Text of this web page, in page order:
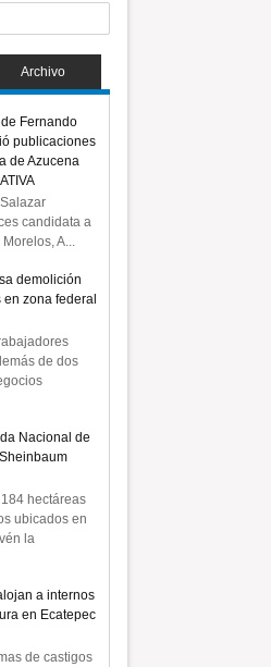
Archivo
Fernando
publicaciones
de Azucena
candidata a
A...
demolición
zona federal
de dos
Nacional de
hectáreas
ubicados en
la
a internos
en Ecatepec
de castigos